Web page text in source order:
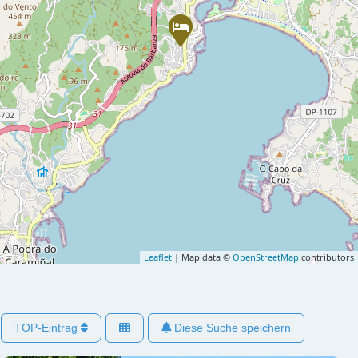
Leaflet | Map data © OpenStreetMap contributors
TOP-Eintrag Diese Suche speichern